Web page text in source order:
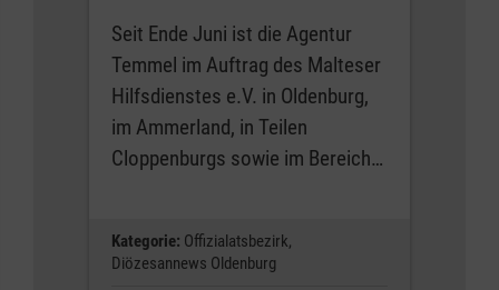
Seit Ende Juni ist die Agentur
Temmel im Auftrag des Malteser
Hilfsdienstes e.V. in Oldenburg,
im Ammerland, in Teilen
Cloppenburgs sowie im Bereich…
Kategorie: Offizialatsbezirk,
Diözesannews Oldenburg